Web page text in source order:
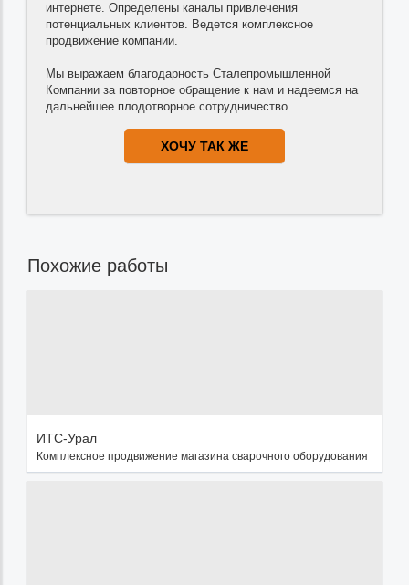
интернете. Определены каналы привлечения
потенциальных клиентов. Ведется комплексное
продвижение компании.
Мы выражаем благодарность Сталепромышленной
Компании за повторное обращение к нам и надеемся на
дальнейшее плодотворное сотрудничество.
ХОЧУ ТАК ЖЕ
Похожие работы
ИТС-Урал
Комплексное продвижение магазина сварочного оборудования